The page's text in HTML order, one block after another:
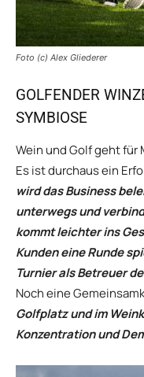
Foto (c) Alex Gliederer
GOLFENDER
SYMBIOSE
Wein und Golf geht für
Es ist durchaus ein
wird das Business
unterwegs und
kommt leichter ins
Kunden eine Runde
Turnier als Betreuer
Noch eine
Golfplatz und im
Konzentration und